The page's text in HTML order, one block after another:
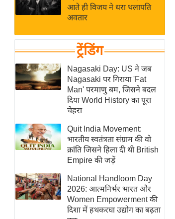
मिसाल बेमिसाल
शख्सियत
यंग इंडिया
साहित्य जगत
ऑटो वर्ल्ड
न्यूज ब्रीफ
मनोरंजन जगत
बॉलीवुड
हॉलीवुड
फिल्म समीक्षा
Breaking
News
लाइफस्टाइल
टेक्नॉलॉजी
आते ही विजय ने धरा थलापति
अवतार
ट्रेंडिंग
Nagasaki Day: US ने जब
Nagasaki पर गिराया 'Fat
Man' परमाणु बम, जिसने बदल
दिया World History का पूरा
चेहरा
Quit India Movement:
भारतीय स्वतंत्रता संग्राम की वो
क्रांति जिसने हिला दी थी British
Empire की जड़ें
National Handloom Day
2026: आत्मनिर्भर भारत और
Women Empowerment की
दिशा में हथकरघा उद्योग का बढ़ता